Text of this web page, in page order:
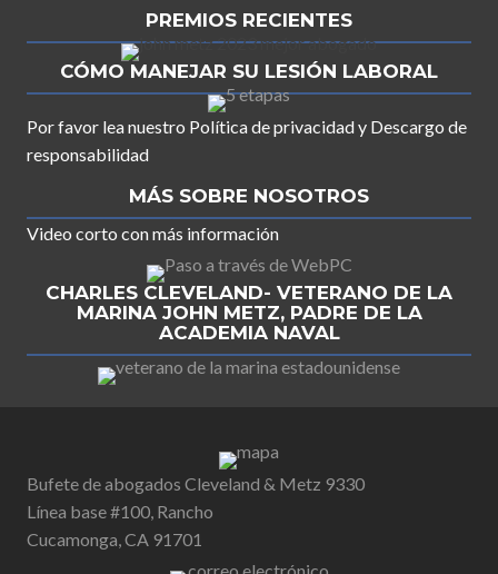
PREMIOS RECIENTES
CÓMO MANEJAR SU LESIÓN LABORAL
Por favor lea nuestro Política de privacidady Descargo de
responsabilidad
MÁS SOBRE NOSOTROS
Video corto con más información
CHARLES CLEVELAND- VETERANO DE LA
MARINA JOHN METZ, PADRE DE LA
ACADEMIA NAVAL
Bufete de abogados Cleveland & Metz 9330
Línea base #100, Rancho
Cucamonga, CA 91701